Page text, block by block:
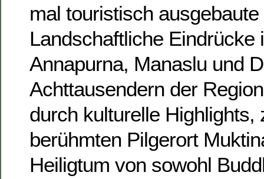
mal touristisch
Landschaftliche Eindrücke
Annapurna, Manaslu und
Achttausendern der
durch kulturelle Highlights,
berühmten Pilgerort
Heiligtum von sowohl